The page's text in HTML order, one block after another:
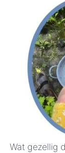
Wat gezellig